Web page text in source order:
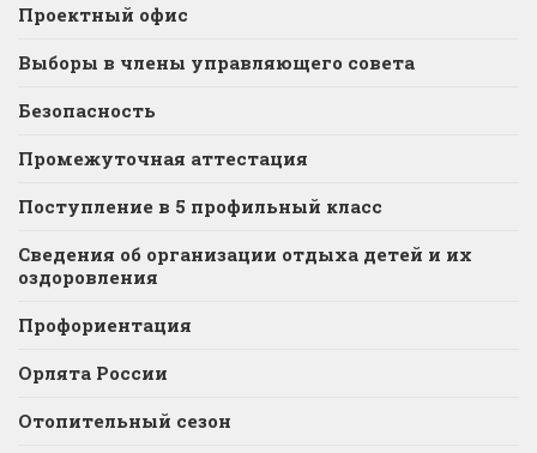
Проектный офис
Выборы в члены управляющего совета
Безопасность
Промежуточная аттестация
Поступление в 5 профильный класс
Сведения об организации отдыха детей и их
оздоровления
Профориентация
Орлята России
Отопительный сезон